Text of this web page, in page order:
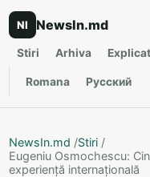
NI NewsIn.md
Stiri Arhiva
Romana Русский
NewsIn.md /Stiri /
Eugeniu Osmochescu:
experiență internațională